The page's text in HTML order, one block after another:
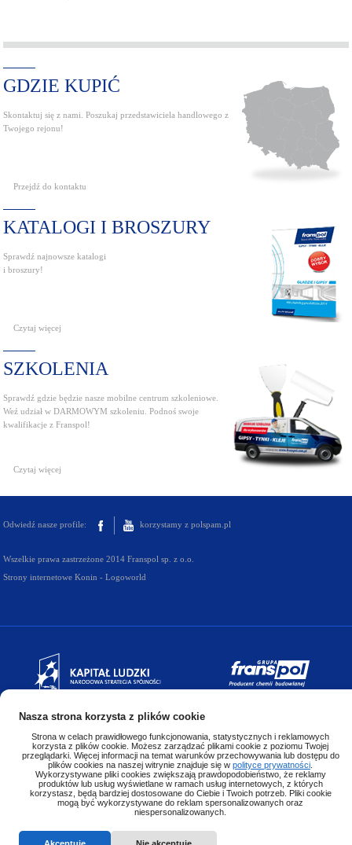
GDZIE KUPIĆ
Skontaktuj się z nami. Poszukaj przedstawiciela handlowego z
Twojego rejonu!
Przejdź do kontaktu
KATALOGI I BROSZURY
Sprawdź najnowsze katalogi
i broszury!
Czytaj więcej
SZKOLENIA
Sprawdź gdzie będzie nasze mobilne centrum szkoleniowe.
Weź udział w DARMOWYM szkoleniu. Podnoś swoje
kwalifikacje z Franspol!
Czytaj więcej
Odwiedź nasze profile: korzystamy z polspam.pl
Wszelkie prawa zastrzeżone 2014 Franspol sp. z o.o.
Strony internetowe Konin - Logoworld
w ramach Europejskiego Funduszu Społecznego
Nasza strona korzysta z plików cookie
Strona w celach prawidłowego funkcjonowania, statystycznych i reklamowych
korzysta z plików cookie. Możesz zarządzać plikami cookie z poziomu Twojej
przeglądarki. Więcej informacji na temat warunków przechowywania lub dostępu do
plików cookies na naszej witrynie znajduje się w polityce prywatności
Wykorzystywane pliki cookies zwiększają prawdopodobieństwo, że reklamy
produktów lub usług wyświetlane w ramach usług internetowych, z których
korzystasz, będą bardziej dostosowane do Ciebie i Twoich potrzeb. Pliki cookie
mogą być wykorzystywane do reklam spersonalizowanych oraz
niespersonalizowanych.